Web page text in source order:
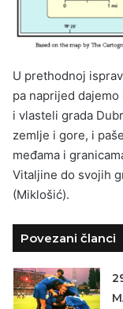
U prethodnoj
pa naprijed
i vlasteli grada
zemlje i gore, i
međama i
Vitaljine do svojih
(Miklošić).
Povezani članci